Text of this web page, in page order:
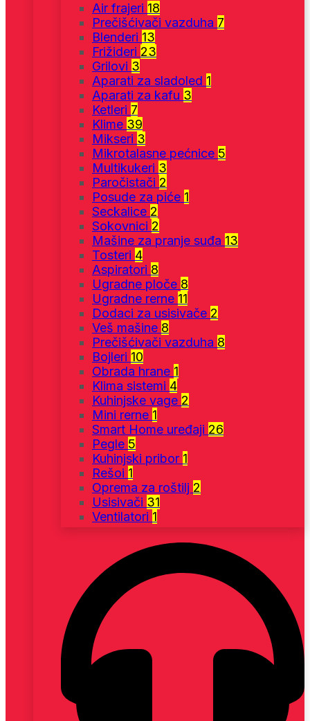
Air frajeri 18
Prečišćivači vazduha 7
Blenderi 13
Frižideri 23
Grilovi 3
Aparati za sladoled 1
Aparati za kafu 3
Ketleri 7
Klime 39
Mikseri 3
Mikrotalasne pećnice 5
Multikukeri 3
Paročistači 2
Posude za piće 1
Seckalice 2
Sokovnici 2
Mašine za pranje suđa 13
Tosteri 4
Aspiratori 8
Ugradne ploče 8
Ugradne rerne 11
Dodaci za usisivače 2
Veš mašine 8
Prečišćivači vazduha 8
Bojleri 10
Obrada hrane 1
Klima sistemi 4
Kuhinjske vage 2
Mini rerne 1
Smart Home uređaji 26
Pegle 5
Kuhinjski pribor 1
Rešoi 1
Oprema za roštilj 2
Usisivači 31
Ventilatori 1